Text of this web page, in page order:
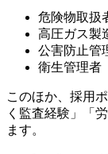
危険物取扱
高圧ガス製
公害防止管
衛生管理者
このほか、採用
く監査経験」「
ます。